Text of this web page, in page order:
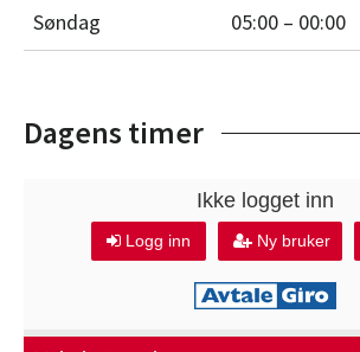
Søndag 05:00 – 00:00
Dagens timer